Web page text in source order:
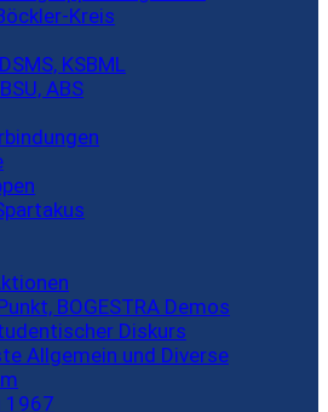
Kreis
KSBML
ABS
BOGESTRA Demos
Diskurs
Allgemein und Diverse
1967